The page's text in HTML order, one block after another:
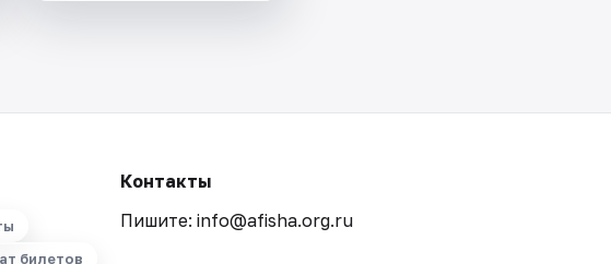
билетов
Контакты
Пишите: info@afisha.org.ru